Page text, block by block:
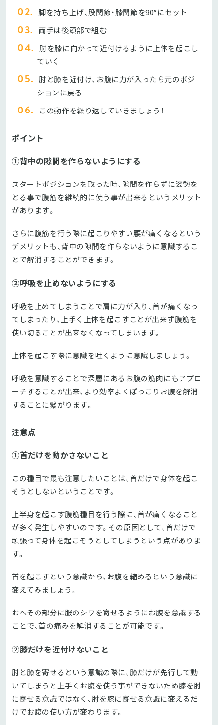
脚を持ち上げ、股関節・膝関節を90°にセット
両手は後頭部で組む
肘を膝に向かって近付けるように上体を起こし
ていく
肘と膝を近付け、お腹に力が入ったら元のポジ
ションに戻る
この動作を繰り返していきましょう！
ポイント
①背中の隙間を作らないようにする
スタートポジションを取った時、隙間を作らずに姿勢を
とる事で腹筋を継続的に使う事が出来るというメリット
があります。
さらに腹筋を行う際に起こりやすい腰が痛くなるという
デメリットも、背中の隙間を作らないように意識するこ
とで解消することができます。
②呼吸を止めないようにする
呼吸を止めてしまうことで肩に力が入り、首が痛くなっ
てしまったり、上手く上体を起こすことが出来ず腹筋を
使い切ることが出来なくなってしまいます。
上体を起こす際に意識を吐くように意識しましょう。
呼吸を意識することで深層にあるお腹の筋肉にもアプロ
ーチすることが出来、より効率よくぽっこりお腹を解消
することに繋がります。
注意点
①首だけを動かさないこと
この種目で最も注意したいことは、首だけで身体を起こ
そうとしないということです。
上半身を起こす腹筋種目を行う際に、首が痛くなること
が多く発生しやすいのです。その原因として、首だけで
頑張って身体を起こそうとしてしまうという点がありま
す。
首を起こすという意識から、 お腹を縮めるという意識に
変えてみましょう。
おへその部分に服のシワを寄せるようにお腹を意識する
ことで、首の痛みを解消することが可能です。
②膝だけを近付けないこと
肘と膝を寄せるという意識の際に、膝だけが先行して動
いてしまうと上手くお腹を使う事ができないため膝を肘
に寄せる意識ではなく、肘を膝に寄せる意識に変えるだ
けでお腹の使い方が変わります。